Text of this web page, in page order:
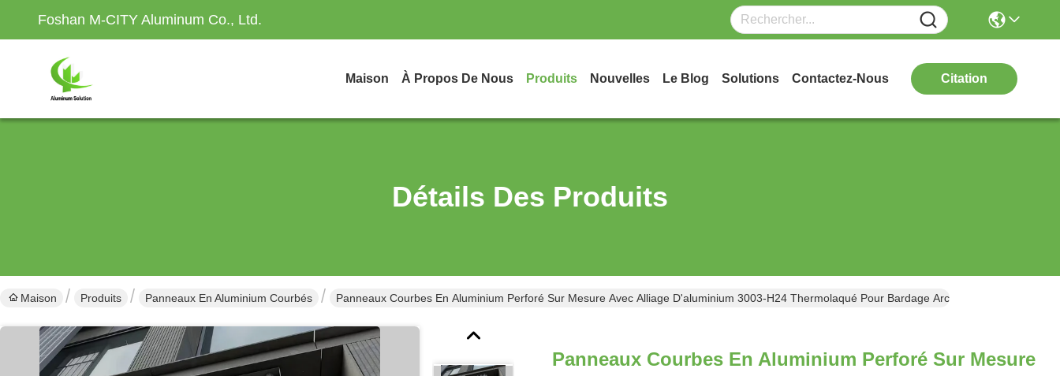
Foshan M-CITY Aluminum Co., Ltd.
Maison À Propos De Nous Produits Nouvelles Le Blog Solutions Contactez-Nous Citation
Détails Des Produits
Maison Produits Panneaux En Aluminium Courbés Panneaux Courbes En Aluminium Perforé Sur Mesure Avec Alliage D'aluminium 3003-H24 Thermolaqué Pour Bardage Architectural
Panneaux Courbes En Aluminium Perforé Sur Mesure